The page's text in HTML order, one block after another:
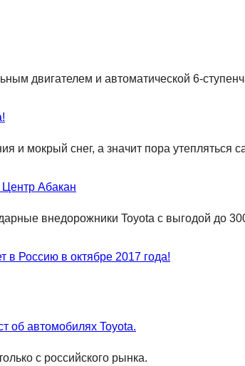
двигателем и автоматической 6-
и мокрый снег, а значит пора утепляться
Центр Абакан
внедорожники Toyota с выгодой до
в Россию в октябре 2017 года!
об автомобилях Toyota.
с российского рынка.